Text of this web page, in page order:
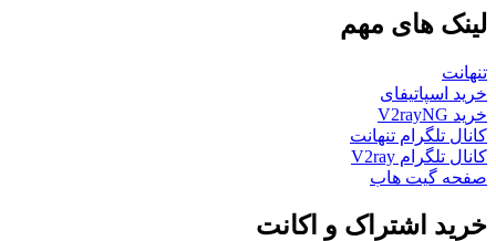
لینک های مهم
تنهانت
خرید اسپاتیفای
خرید V2rayNG
کانال تلگرام تنهانت
کانال تلگرام V2ray
صفحه گیت هاب
خرید اشتراک و اکانت